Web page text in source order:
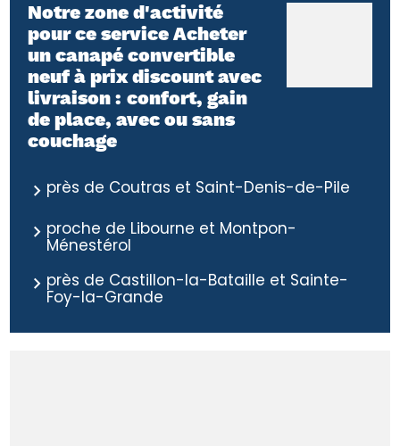
Notre zone d'activité
pour ce service Acheter
un canapé convertible
neuf à prix discount avec
livraison : confort, gain
de place, avec ou sans
couchage
près de Coutras et Saint-Denis-de-Pile
proche de Libourne et Montpon-
Ménestérol
près de Castillon-la-Bataille et Sainte-
Foy-la-Grande